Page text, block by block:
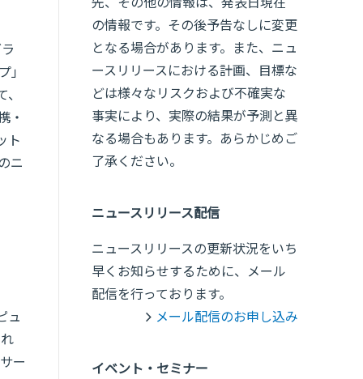
」
・
ト
ニ
ュ
ー
の情報です。その後予告なしに変更
となる場合があります。また、ニュ
ースリリースにおける計画、目標な
どは様々なリスクおよび不確実な
事実により、実際の結果が予測と異
なる場合もあります。あらかじめご
了承ください。
ニュースリリース配信
ニュースリリースの更新状況をいち
早くお知らせするために、メール
配信を行っております。
メール配信のお申し込み
イベント・セミナー